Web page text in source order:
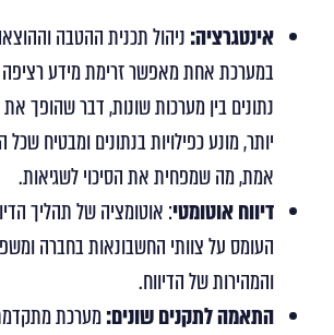
אינטגרציה: ניהול תכנית ההטבה
במערכת אחת מאפשר זרימת מידע
נתונים בין מערכות שונות, דבר שהופך
יותר, מונע כפילויות בנתונים ומבטיח
אמת, מה שמפחית את הסיכוי לשגיאות.
דיווח אוטומטי: אוטומציה של תהליך
העומס על צוותי החשבונאות בחברה
והמהירות של הדיווח.
התאמה לתקנים שונים:מערכת